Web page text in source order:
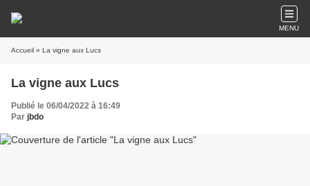
MENU
Accueil » La vigne aux Lucs
La vigne aux Lucs
Publié le 06/04/2022 à 16:49
Par jbdo